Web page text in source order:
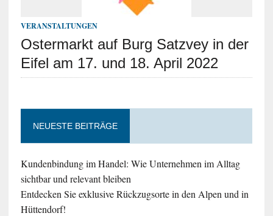
VERANSTALTUNGEN
Ostermarkt auf Burg Satzvey in der
Eifel am 17. und 18. April 2022
NEUESTE BEITRÄGE
Kundenbindung im Handel: Wie Unternehmen im Alltag
sichtbar und relevant bleiben
Entdecken Sie exklusive Rückzugsorte in den Alpen und in
Hüttendorf!